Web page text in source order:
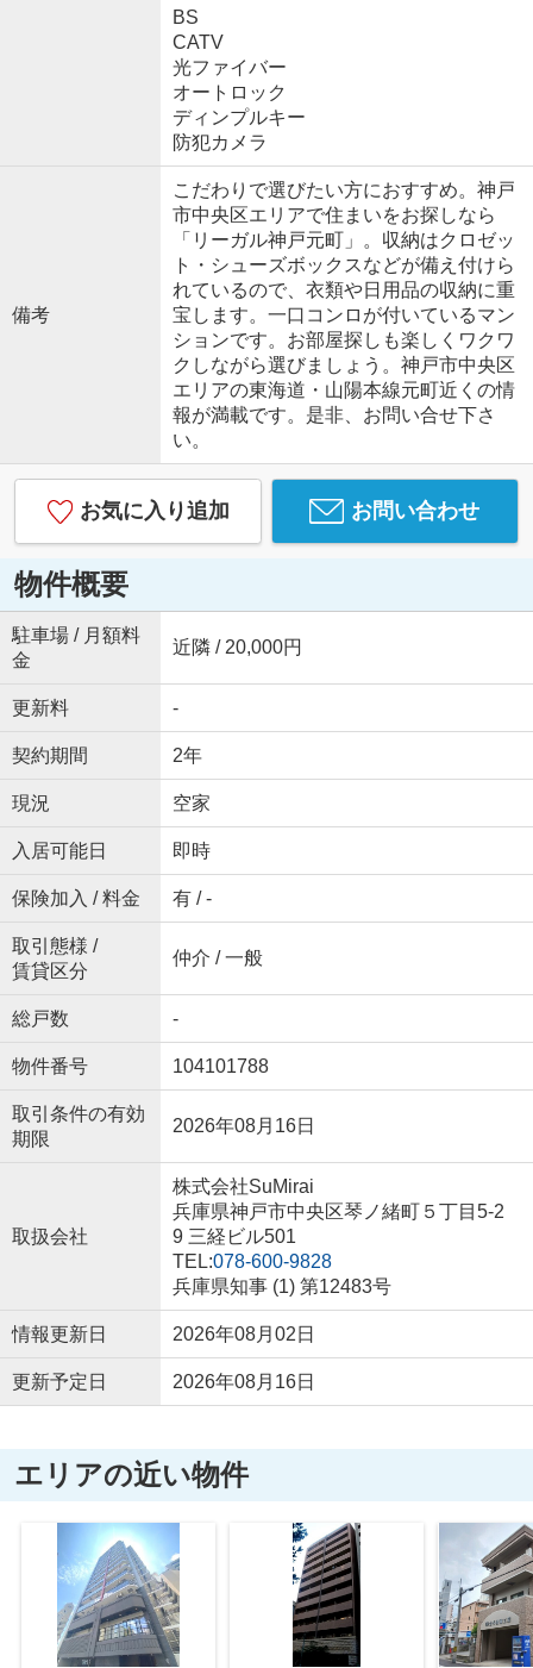
BS
CATV
光ファイバー
オートロック
ディンプルキー
防犯カメラ
備考
こだわりで選びたい方におすすめ。神戸
市中央区エリアで住まいをお探しなら
「リーガル神戸元町」。収納はクロゼッ
ト・シューズボックスなどが備え付けら
れているので、衣類や日用品の収納に重
宝します。一口コンロが付いているマン
ションです。お部屋探しも楽しくワクワ
クしながら選びましょう。神戸市中央区
エリアの東海道・山陽本線元町近くの情
報が満載です。是非、お問い合せ下さ
い。
お気に入り追加 お問い合わせ
物件概要
駐車場 / 月額料
金
近隣 / 20,000円
更新料 -
契約期間 2年
現況 空家
入居可能日 即時
保険加入 / 料金 有 / -
取引態様 /
賃貸区分
仲介 / 一般
総戸数 -
物件番号 104101788
取引条件の有効
期限
2026年08月16日
取扱会社
株式会社SuMirai
兵庫県神戸市中央区琴ノ緒町５丁目5-2
9 三経ビル501
TEL:078-600-9828
兵庫県知事 (1) 第12483号
情報更新日 2026年08月02日
更新予定日 2026年08月16日
エリアの近い物件